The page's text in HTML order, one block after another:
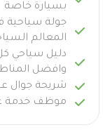
بسيارة خاصة
جولة سياحية
المعالم
دليل سياحي
وافضل
شريحة جوال
موظف خدمة